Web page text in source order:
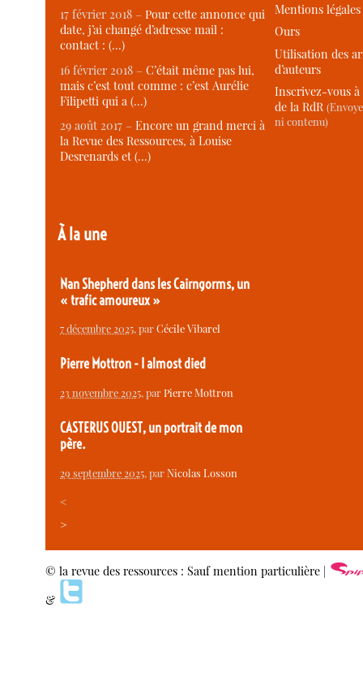
17 février 2018 –Pour cette annonce qui
date, j’ai changé d’adresse mail :
contact : (…)
16 février 2018 –C’était même pas lui,
mais c’est tout comme : c’est Aurélie
Filipetti qui a (…)
29 août 2017 –Encore un grand merci à
la Revue des Ressources, à Louise
Desrenards et (…)
À la une
Nan Shepherd dans les Cairngorms, un
« trafic amoureux »
7 décembre 2025, parCécile Vibarel
Pierre Mottron - I almost died
23 novembre 2025, parPierre Mottron
CASTERUS OUEST, un portrait de mon
père.
29 septembre 2025, parNicolas Losson
<
>
Mentions légales
Ours
Utilisation des
d’auteurs
Inscrivez-vous
de la RdR
ni contenu)
© la revue des ressources : Sauf mention particulière |
&